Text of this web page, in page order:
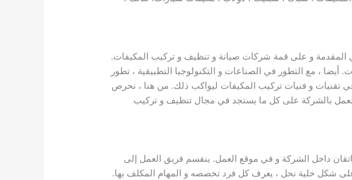
و على قمة شركات صيانة و تنظيف و تركيب المكيفات.
، مع التطور في الصناعات و التكنولوجيا التطبيقية ، تطور
تقنيات و فنيات تركيب المكيفات ليواكب ذلك. من هنا ، نحرص
بالشركة على كل ما يستجد في مجال تنظيف و تركيب
داخل الشركة و في موقع العمل. ينقسم فريق العمل إلى
شكل خلية نحل ، يعرف كل فرد تخصصه و المهام المكلف بها.